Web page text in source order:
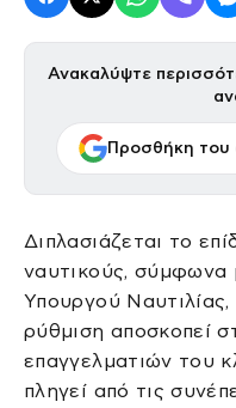
Ανακαλύψτε
Προσθήκη του
Διπλασιάζεται το
ναυτικούς, σύμφωνα
Υπουργού Ναυτιλίας,
ρύθμιση αποσκοπεί
επαγγελματιών του
πληγεί από τις